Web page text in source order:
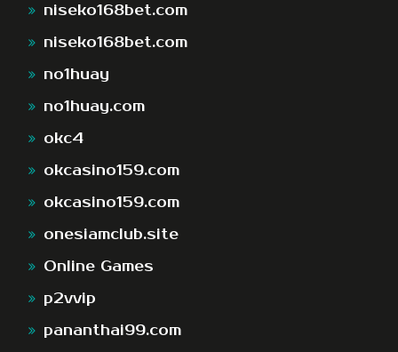
niseko168bet.com
niseko168bet.com
no1huay
no1huay.com
okc4
okcasino159.com
okcasino159.com
onesiamclub.site
Online Games
p2vvip
pananthai99.com